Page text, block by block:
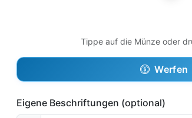
Tippe auf die Münze oder
Werfen
Eigene Beschriftungen (optional)